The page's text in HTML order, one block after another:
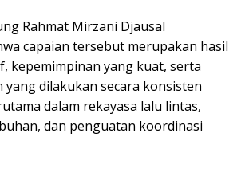
Rahmat Mirzani Djausal
capaian tersebut merupakan hasil
kepemimpinan yang kuat, serta
yang dilakukan secara konsisten
dalam rekayasa lalu lintas,
dan penguatan koordinasi